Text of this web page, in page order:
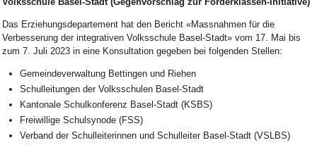
Das Erziehungsdepartement hat den Bericht «Massnahmen für die
Verbesserung der integrativen Volksschule Basel-Stadt» vom 17. Mai bis
zum 7. Juli 2023 in eine Konsultation gegeben bei folgenden Stellen:
Gemeindeverwaltung Bettingen und Riehen
Schulleitungen der Volksschulen Basel-Stadt
Kantonale Schulkonferenz Basel-Stadt (KSBS)
Freiwillige Schulsynode (FSS)
Verband der Schulleiterinnen und Schulleiter Basel-Stadt (VSLBS)